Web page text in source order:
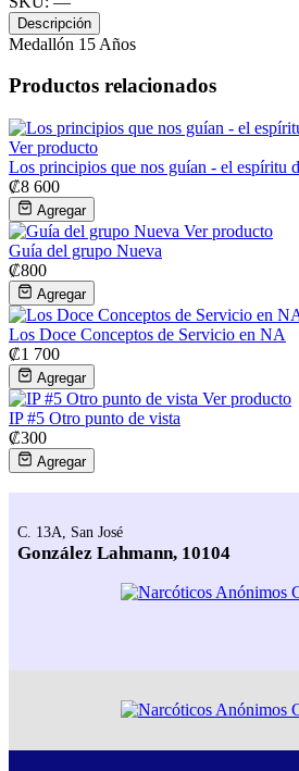
Descripción
Medallón 15 Años
Productos relacionados
Ver producto
Los principios que nos guían - el espíritu
₡8 600
Agregar
Ver producto
Guía del grupo Nueva
₡800
Agregar
Los Doce Conceptos de Servicio en NA
₡1 700
Agregar
Ver producto
IP #5 Otro punto de vista
₡300
Agregar
C. 13A, San José
González Lahmann, 10104